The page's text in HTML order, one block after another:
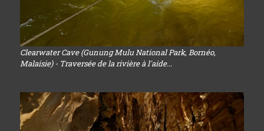
Clearwater Cave (Gunung Mulu National Park, Bornéo,
Malaisie) - Traversée de la rivière à l'aide...